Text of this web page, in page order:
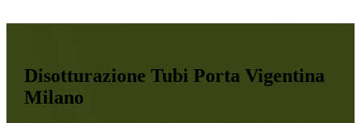
Disotturazione Tubi Porta Vigentina
Milano